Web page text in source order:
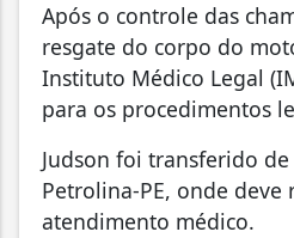
Após o controle das
resgate do corpo do
Instituto Médico Legal
para os procedimentos
Judson foi transferido
Petrolina-PE, onde deve
atendimento médico.